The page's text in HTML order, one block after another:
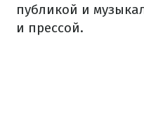
публикой и
и прессой.